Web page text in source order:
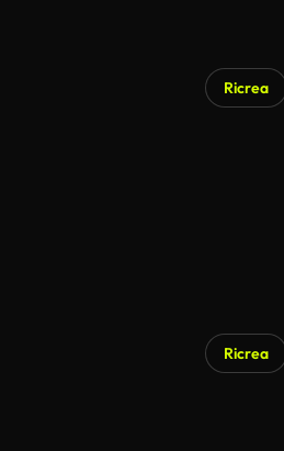
Ricrea
Ricrea